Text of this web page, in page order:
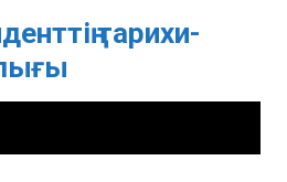
тарихи-